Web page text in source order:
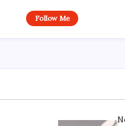
Follow Me